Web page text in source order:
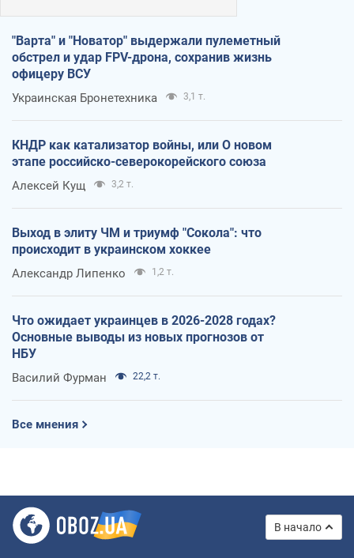
"Варта" и "Новатор" выдержали пулеметный
обстрел и удар FPV-дрона, сохранив жизнь
офицеру ВСУ
Украинская Бронетехника 3,1 т.
КНДР как катализатор войны, или О новом
этапе российско-северокорейского союза
Алексей Кущ 3,2 т.
Выход в элиту ЧМ и триумф "Сокола": что
происходит в украинском хоккее
Александр Липенко 1,2 т.
Что ожидает украинцев в 2026-2028 годах?
Основные выводы из новых прогнозов от
НБУ
Василий Фурман 22,2 т.
Все мнения
В начало